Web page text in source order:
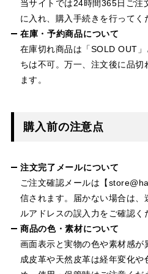
当サイトでは24時間365日ご注
に入れ、購入手続きを行ってく
在庫・予約商品について
在庫切れ商品は「SOLD OUT
ちは不可。万一、注文後に品切
ます。
購入前の注意点
注文完了メールについて
ご注文確認メールは【
信されます。届かない場合は、
ルアドレスの誤入力をご確認く
商品の色・素材について
画面表示と実物の色や素材感が
成皮革や天然皮革は経年変化や